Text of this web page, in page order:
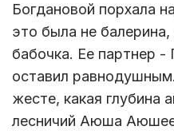
Богдановой порхала
это была не
бабочка. Ее партнер
оставил
жесте, какая глубина
лесничий Аюша